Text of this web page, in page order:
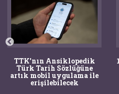
TTK'nın Ansiklopedik
Türk Tarih Sözlüğüne
artık mobil uygulama ile
erişilebilecek